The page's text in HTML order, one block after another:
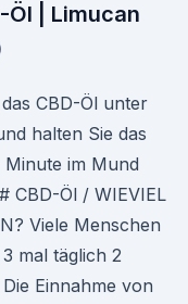
Öl | Limucan
CBD-Öl unter
halten Sie das
Minute im Mund
CBD-Öl / WIEVIEL
Viele Menschen
mal täglich 2
Einnahme von